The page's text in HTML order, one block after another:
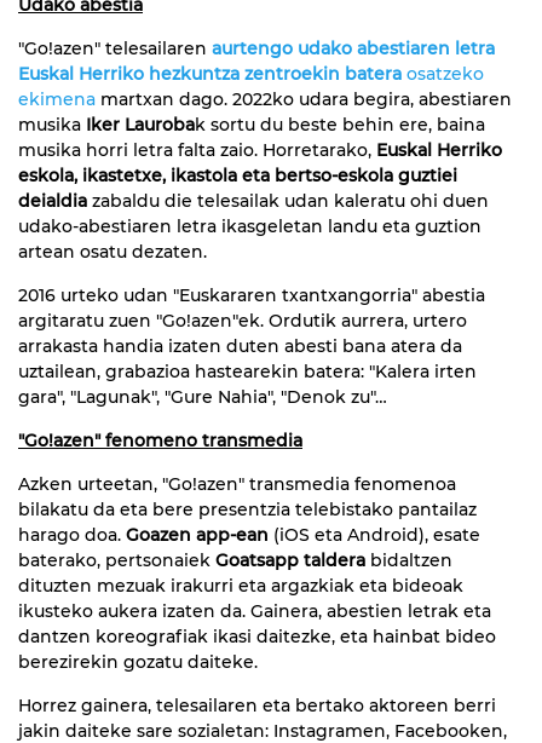
"Go!azen" telesailaren aurtengo udako abestiaren letra
Euskal Herriko hezkuntza zentroekin batera osatzeko
ekimena martxan dago. 2022ko udara begira, abestiaren
musika Iker Laurobak sortu du beste behin ere, baina
musika horri letra falta zaio. Horretarako, Euskal Herriko
eskola, ikastetxe, ikastola eta bertso-eskola guztiei
deialdia zabaldu die telesailak udan kaleratu ohi duen
udako-abestiaren letra ikasgeletan landu eta guztion
artean osatu dezaten.
2016 urteko udan "Euskararen txantxangorria" abestia
argitaratu zuen "Go!azen"ek. Ordutik aurrera, urtero
arrakasta handia izaten duten abesti bana atera da
uztailean, grabazioa hastearekin batera: "Kalera irten
gara", "Lagunak", "Gure Nahia", "Denok zu"…
"Go!azen" fenomeno transmedia
Azken urteetan, "Go!azen" transmedia fenomenoa
bilakatu da eta bere presentzia telebistako pantailaz
harago doa. Goazen app-ean (iOS eta Android), esate
baterako, pertsonaiek Goatsapp taldera bidaltzen
dituzten mezuak irakurri eta argazkiak eta bideoak
ikusteko aukera izaten da. Gainera, abestien letrak eta
dantzen koreografiak ikasi daitezke, eta hainbat bideo
berezirekin gozatu daiteke.
Horrez gainera, telesailaren eta bertako aktoreen berri
jakin daiteke sare sozialetan: Instagramen, Facebooken,